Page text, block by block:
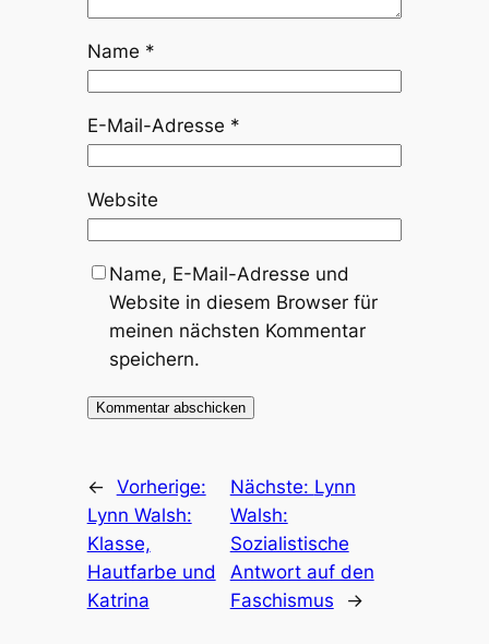
Name *
E-Mail-Adresse *
Website
Name, E-Mail-Adresse und
Website in diesem Browser für
meinen nächsten Kommentar
speichern.
← Vorherige:
Lynn Walsh:
Klasse,
Hautfarbe und
Katrina
Nächste: Lynn
Walsh:
Sozialistische
Antwort auf den
Faschismus
→